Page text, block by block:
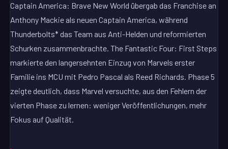
Captain America: Brave New World übergab das Franchise an
Anthony Mackie als neuen Captain America, während
Thunderbolts* das Team aus Anti-Helden und reformierten
Schurken zusammenbrachte. The Fantastic Four: First Steps
markierte den langersehnten Einzug von Marvels erster
Familie ins MCU mit Pedro Pascal als Reed Richards. Phase 5
zeigte deutlich, dass Marvel versuchte, aus den Fehlern der
vierten Phase zu lernen: weniger Veröffentlichungen, mehr
Fokus auf Qualität.